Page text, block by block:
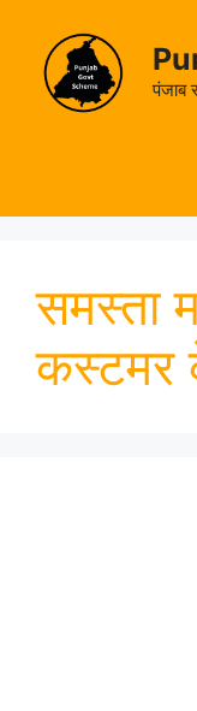
content
पंजाब
समस्ता
कस्टमर